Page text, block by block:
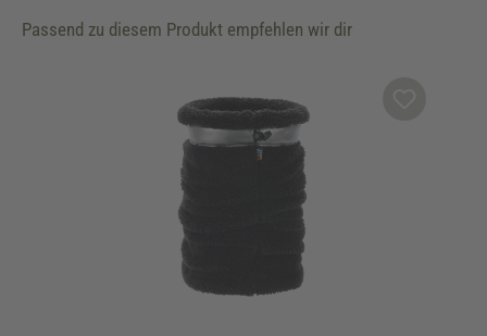
Passend zu diesem Produkt empfehlen wir dir